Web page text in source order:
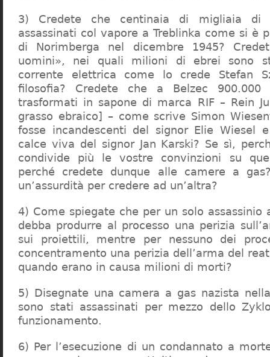
3) Credete che centinaia di migliaia di
assassinati col vapore a Treblinka come si è
di Norimberga nel dicembre 1945?
uomini», nei quali milioni di ebrei sono
corrente elettrica come lo crede Stefan
filosofia? Credete che a Belzec
trasformati in sapone di marca RIF – Rein
grasso ebraico] – come scrive Simon
fosse incandescenti del signor Elie Wiesel
calce viva del signor Jan Karski? Se sì,
condivide più le vostre convinzioni su
perché credete dunque alle camere a
un’assurdità per credere ad un’altra?
4) Come spiegate che per un solo assassinio
debba produrre al processo una perizia
sui proiettili, mentre per nessuno dei
concentramento una perizia dell’arma del
quando erano in causa milioni di morti?
5) Disegnate una camera a gas nazista
sono stati assassinati per mezzo dello
funzionamento.
6) Per l’esecuzione di un condannato a